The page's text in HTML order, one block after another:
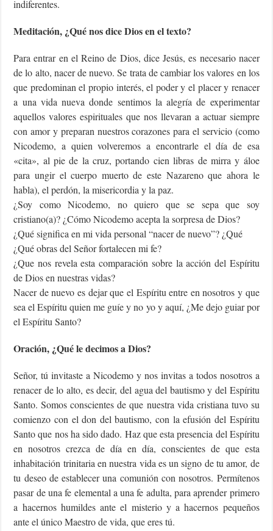
indiferentes.
Meditación, ¿Qué nos dice Dios en el texto?
Para entrar en el Reino de Dios, dice Jesús, es necesario nacer
de lo alto, nacer de nuevo. Se trata de cambiar los valores en los
que predominan el propio interés, el poder y el placer y renacer
a una vida nueva donde sentimos la alegría de experimentar
aquellos valores espirituales que nos llevaran a actuar siempre
con amor y preparan nuestros corazones para el servicio (como
Nicodemo, a quien volveremos a encontrarle el día de esa
«cita», al pie de la cruz, portando cien libras de mirra y áloe
para ungir el cuerpo muerto de este Nazareno que ahora le
habla), el perdón, la misericordia y la paz.
¿Soy como Nicodemo, no quiero que se sepa que soy
cristiano(a)? ¿Cómo Nicodemo acepta la sorpresa de Dios?
¿Qué significa en mi vida personal “nacer de nuevo”? ¿Qué
¿Qué obras del Señor fortalecen mi fe?
¿Que nos revela esta comparación sobre la acción del Espíritu
de Dios en nuestras vidas?
Nacer de nuevo es dejar que el Espíritu entre en nosotros y que
sea el Espíritu quien me guíe y no yo y aquí, ¿Me dejo guiar por
el Espíritu Santo?
Oración, ¿Qué le decimos a Dios?
Señor, tú invitaste a Nicodemo y nos invitas a todos nosotros a
renacer de lo alto, es decir, del agua del bautismo y del Espíritu
Santo. Somos conscientes de que nuestra vida cristiana tuvo su
comienzo con el don del bautismo, con la efusión del Espíritu
Santo que nos ha sido dado. Haz que esta presencia del Espíritu
en nosotros crezca de día en día, conscientes de que esta
inhabitación trinitaria en nuestra vida es un signo de tu amor, de
tu deseo de establecer una comunión con nosotros. Permítenos
pasar de una fe elemental a una fe adulta, para aprender primero
a hacernos humildes ante el misterio y a hacernos pequeños
ante el único Maestro de vida, que eres tú.